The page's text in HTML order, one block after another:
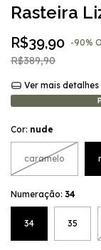
Rasteira
R$39,90 -90%
R$389,90
Ver mais detalhes
Cor: nude
caramelo
Numeração: 34
34 35